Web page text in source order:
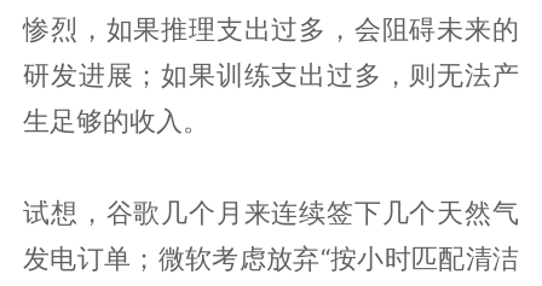
惨烈，如果推理支出过多，会阻碍未来的
研发进展；如果训练支出过多，则无法产
生足够的收入。
试想，谷歌几个月来连续签下几个天然气
发电订单；微软考虑放弃“按小时匹配清洁